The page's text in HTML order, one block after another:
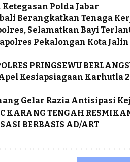
Polda Jabar
Berangkatkan Tenaga
Selamatkan Bayi
Pekalongan Kota
PRINGSEWU
Kesiapsiagaan Karhutla
Gelar Razia Antisipasi
KARANG TENGAH
BERBASIS AD/ART